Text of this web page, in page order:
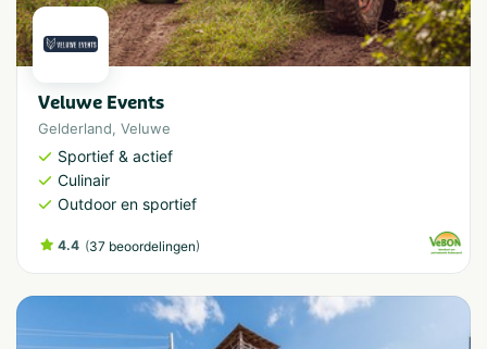
Veluwe Events
Gelderland, Veluwe
Sportief & actief
Culinair
Outdoor en sportief
4.4 (37 beoordelingen)